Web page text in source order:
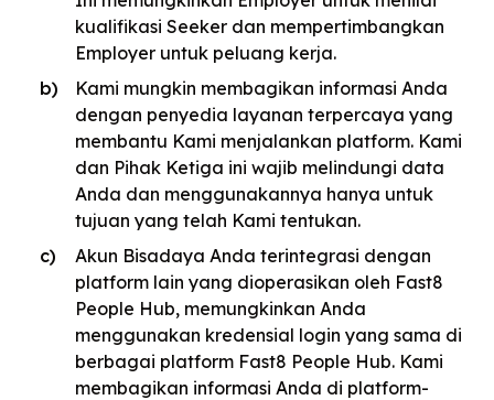
kualifikasi Seeker dan mempertimbangkan
Employer untuk peluang kerja.
Kami mungkin membagikan informasi Anda
dengan penyedia layanan terpercaya yang
membantu Kami menjalankan platform. Kami
dan Pihak Ketiga ini wajib melindungi data
Anda dan menggunakannya hanya untuk
tujuan yang telah Kami tentukan.
Akun Bisadaya Anda terintegrasi dengan
platform lain yang dioperasikan oleh Fast8
People Hub, memungkinkan Anda
menggunakan kredensial login yang sama di
berbagai platform Fast8 People Hub. Kami
membagikan informasi Anda di platform-